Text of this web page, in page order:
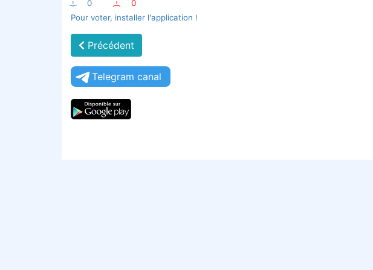
:-) 0 :-(
0
Pour voter, installer l'application !
Précédent
Telegram canal